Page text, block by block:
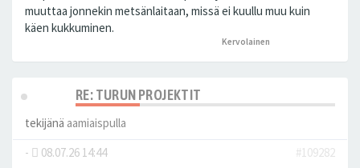
muuttaa jonnekin metsänlaitaan, missä ei kuullu muu kuin
käen kukkuminen.
Kervolainen
RE: TURUN PROJEKTIT
tekijänä aamiaispulla
-
08.07.26 14:44
#109282